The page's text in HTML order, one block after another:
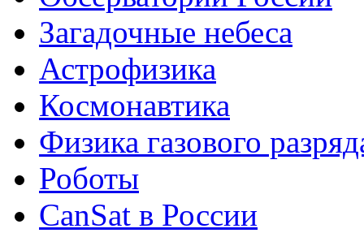
Загадочные небеса
Астрофизика
Космонавтика
Физика газового
Роботы
CanSat в России